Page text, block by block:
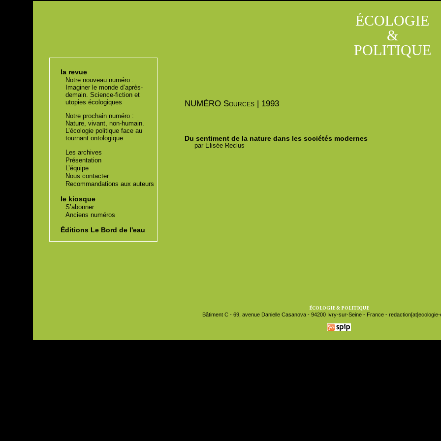
ÉCOLOGIE
&
POLITIQUE
la revue
Notre nouveau numéro :
Imaginer le monde d’après-
demain. Science-fiction et
utopies écologiques
Notre prochain numéro :
Nature, vivant, non-humain.
L’écologie politique face au
tournant ontologique
Les archives
Présentation
L’équipe
Nous contacter
Recommandations aux auteurs
le kiosque
S’abonner
Anciens numéros
Éditions Le Bord de l'eau
NUMÉRO Sources | 1993
Du sentiment de la nature dans les sociétés modernes
par Elisée Reclus
ÉCOLOGIE & POLITIQUE
Bâtiment C - 69, avenue Danielle Casanova - 94200 Ivry-sur-Seine - France - redaction[at]ecologie-